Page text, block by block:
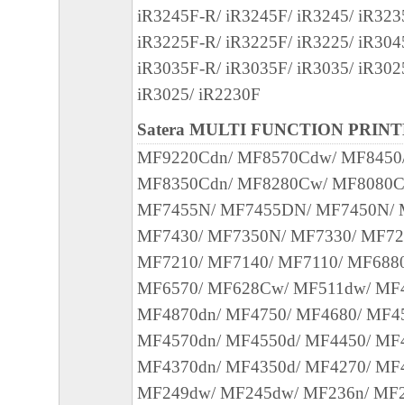
1995), all U.S. Government End Users shall
SOFTWARE with only those rights set forth
manufacturer is Canon Inc./30-2,
ku, Tokyo 146-8501, Japan.
定義される「本ソフトウェア」を意味し、
10．分離可能性
本契約書のいずれかの条項またはその一部
効であると決定された場合でも、その他の
効に存続するものとします。
キヤノン株式会社
No.022774
iR3245F-R/ iR3245F/ iR3245/
iR3225F-R/ iR3225F/ iR3225/
iR3035F-R/ iR3035F/ iR3035/
iR3025/ iR2230F
Satera MULTI FUNCTION
MF9220Cdn/ MF8570Cdw/
MF8350Cdn/ MF8280Cw/
MF7455N/ MF7455DN/ MF7450N/
MF7430/ MF7350N/ MF7330/
MF7210/ MF7140/ MF7110/
MF6570/ MF628Cw/ MF511dw/
MF4870dn/ MF4750/ MF4680/
MF4570dn/ MF4550d/ MF4450/
MF4370dn/ MF4350d/ MF4270/
MF249dw/ MF245dw/ MF236n/